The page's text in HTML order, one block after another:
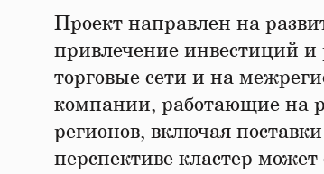
Проект направлен на
привлечение инвестиций
торговые сети и на
компании, работающие на
регионов, включая
перспективе кластер